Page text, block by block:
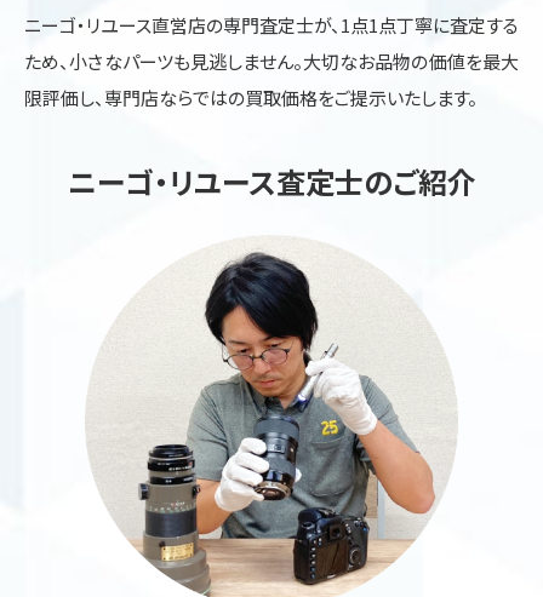
ニーゴ・リユース直営店の専門査定士が、1点1点丁寧に査定する
ため、小さなパーツも見逃しません。大切なお品物の価値を最大
限評価し、専門店ならではの買取価格をご提示いたします。
ニーゴ・リユース査定士のご紹介